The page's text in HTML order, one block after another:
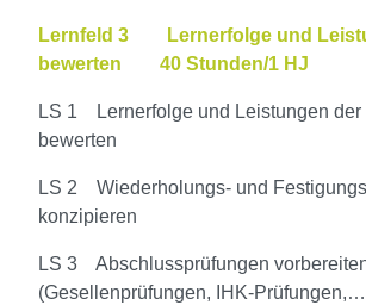
Lernfeld 3 Lernerfolge und
bewerten 40 Stunden/1 HJ
LS 1 Lernerfolge und Leistungen der
bewerten
LS 2 Wiederholungs- und
konzipieren
LS 3 Abschlussprüfungen
(Gesellenprüfungen, IHK-